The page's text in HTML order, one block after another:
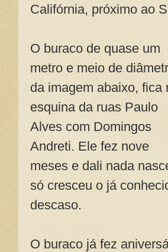
Califórnia, próximo ao
O buraco de quase um
metro e meio de
da imagem abaixo, fica
esquina da ruas Paulo
Alves com Domingos
Andreti. Ele fez nove
meses e dali nada
só cresceu o já
descaso.
O buraco já fez